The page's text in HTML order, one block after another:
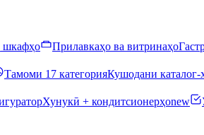
шкафҳо Прилавкаҳо ва витринаҳо
Тамоми 17 категорияКушодани каталог-
Хунукӣ + кондитсионерҳоnew